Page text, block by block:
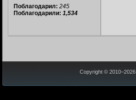
Поблагодарил: 245
Поблагодарили: 1,534
Copyright © 2010–2026